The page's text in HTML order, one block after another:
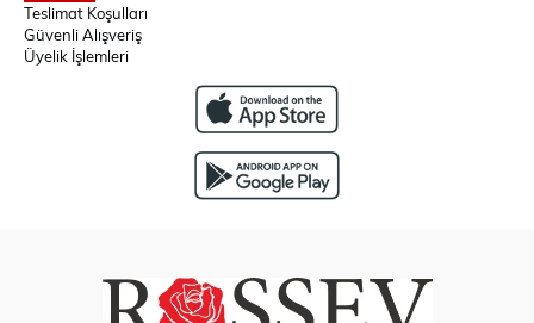
Teslimat Koşulları
Güvenli Alışveriş
Üyelik İşlemleri